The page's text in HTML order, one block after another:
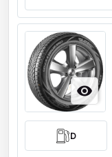

D
Kiekis